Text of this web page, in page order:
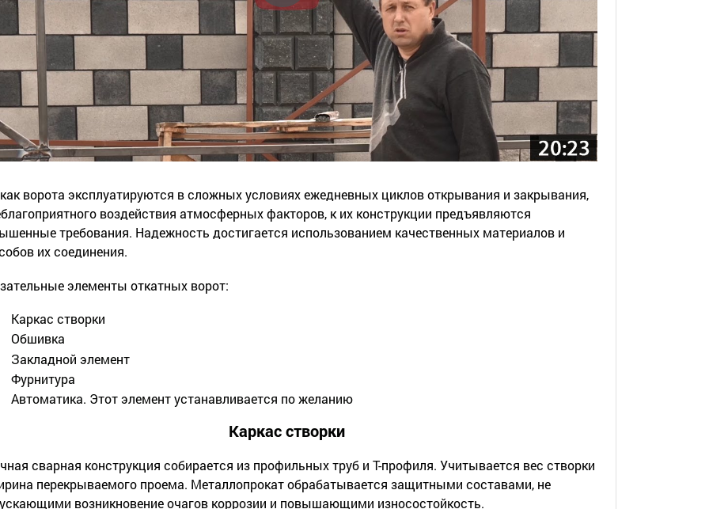
ворота эксплуатируются в сложных условиях ежедневных циклов открывания и закрывания,
воздействия атмосферных факторов, к их конструкции предъявляются
требования. Надежность достигается использованием качественных материалов и
их соединения.
элементы откатных ворот:
Каркас створки
Обшивка
Закладной элемент
Фурнитура
Автоматика. Этот элемент устанавливается по желанию
Каркас створки
сварная конструкция собирается из профильных труб и Т-профиля. Учитывается вес створки
перекрываемого проема. Металлопрокат обрабатывается защитными составами, не
возникновение очагов коррозии и повышающими износостойкость.